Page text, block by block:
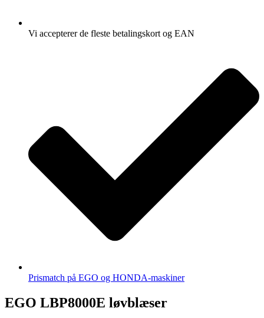
Vi accepterer de fleste betalingskort og EAN
Prismatch på EGO og HONDA-maskiner
EGO LBP8000E løvblæser